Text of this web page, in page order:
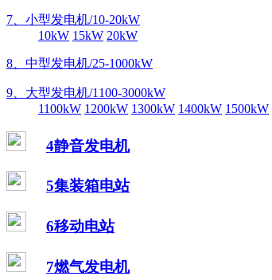
7、小型发电机/10-20kW
10kW 15kW 20kW
8、中型发电机/25-1000kW
9、大型发电机/1100-3000kW
1100kW 1200kW 1300kW 1400kW 1500kW
4静音发电机
5集装箱电站
6移动电站
7燃气发电机